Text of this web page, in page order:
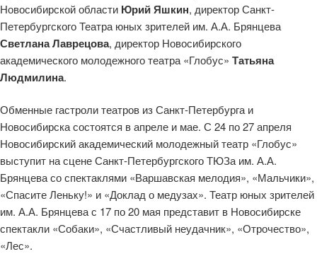
Новосибирской области Юрий Яшкин, директор Санкт-
Петербургского Театра юных зрителей им. А.А. Брянцева
Светлана Лаврецова, директор Новосибирского
академического молодежного театра «Глобус» Татьяна
Людмилина.
Обменные гастроли театров из Санкт-Петербурга и
Новосибирска состоятся в апреле и мае. С 24 по 27 апреля
Новосибирский академический молодежный театр «Глобус»
выступит на сцене Санкт-Петербургского ТЮЗа им. А.А.
Брянцева со спектаклями «Варшавская мелодия», «Мальчики»,
«Спасите Леньку!» и «Доклад о медузах». Театр юных зрителей
им. А.А. Брянцева с 17 по 20 мая представит в Новосибирске
спектакли «Собаки», «Счастливый неудачник», «Отрочество»,
«Лес».